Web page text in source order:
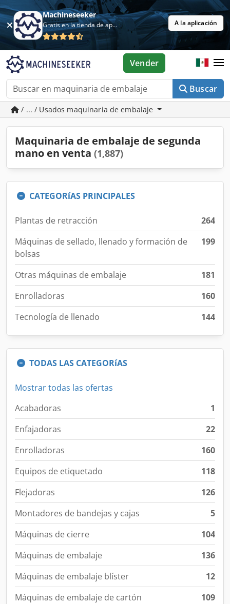
Machineseeker
Gratis en la tienda de aplicaciones A la aplicación
Buscar
Vender
/ ... / Usados maquinaria de embalaje
Maquinaria de embalaje de segunda
mano en venta (1,887)
CATEGORíAS PRINCIPALES
Plantas de retracción
264
Máquinas de sellado, llenado y formación de
bolsas
199
Otras máquinas de embalaje
181
Enrolladoras
160
Tecnología de llenado
144
TODAS LAS CATEGORíAS
Mostrar todas las ofertas
Acabadoras
1
Enfajadoras
22
Enrolladoras
160
Equipos de etiquetado
118
Flejadoras
126
Montadores de bandejas y cajas
5
Máquinas de cierre
104
Máquinas de embalaje
136
Máquinas de embalaje blíster
12
Máquinas de embalaje de cartón
109